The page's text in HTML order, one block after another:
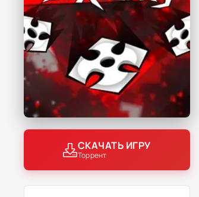
СКАЧАТЬ ИГРУ
Торрент